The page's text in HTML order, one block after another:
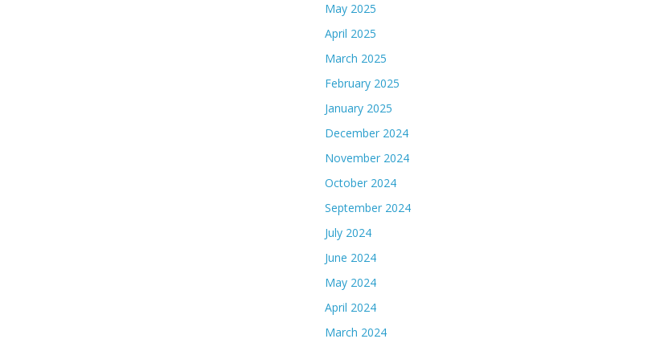
May 2025
April 2025
March 2025
February 2025
January 2025
December 2024
November 2024
October 2024
September 2024
July 2024
June 2024
May 2024
April 2024
March 2024